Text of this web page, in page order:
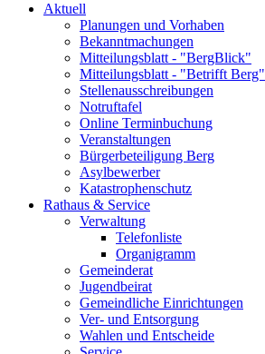
Aktuell
Planungen und Vorhaben
Bekanntmachungen
Mitteilungsblatt - "BergBlick"
Mitteilungsblatt - "Betrifft Berg"
Stellenausschreibungen
Notruftafel
Online Terminbuchung
Veranstaltungen
Bürgerbeteiligung Berg
Asylbewerber
Katastrophenschutz
Rathaus & Service
Verwaltung
Telefonliste
Organigramm
Gemeinderat
Jugendbeirat
Gemeindliche Einrichtungen
Ver- und Entsorgung
Wahlen und Entscheide